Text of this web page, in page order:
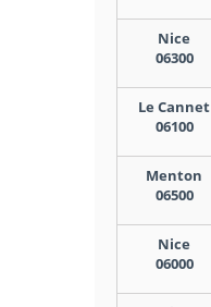
Nice
06300
Le Cannet
06100
Menton
06500
Nice
06000